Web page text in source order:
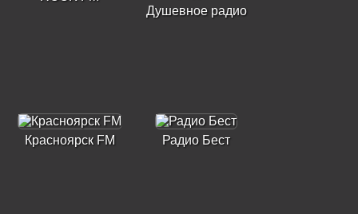
Душевное радио
Красноярск FM Радио Бест